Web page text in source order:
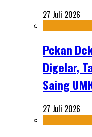
27 Juli 2026
Pekan
Digelar,
Saing
27 Juli 2026